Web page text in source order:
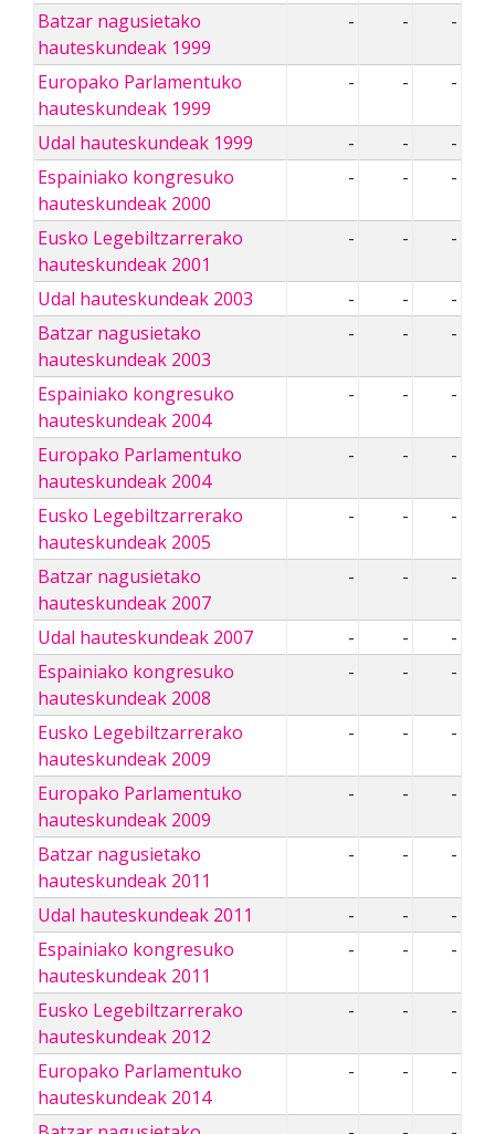
Batzar nagusietako
hauteskundeak 1999
- - -
Europako Parlamentuko
hauteskundeak 1999
- - -
Udal hauteskundeak 1999 - -
-
Espainiako kongresuko
hauteskundeak 2000
- - -
Eusko Legebiltzarrerako
hauteskundeak 2001
- - -
Udal hauteskundeak 2003 - -
-
Batzar nagusietako
hauteskundeak 2003
- - -
Espainiako kongresuko
hauteskundeak 2004
- - -
Europako Parlamentuko
hauteskundeak 2004
- - -
Eusko Legebiltzarrerako
hauteskundeak 2005
- - -
Batzar nagusietako
hauteskundeak 2007
- - -
Udal hauteskundeak 2007 - -
-
Espainiako kongresuko
hauteskundeak 2008
- - -
Eusko Legebiltzarrerako
hauteskundeak 2009
- - -
Europako Parlamentuko
hauteskundeak 2009
- - -
Batzar nagusietako
hauteskundeak 2011
- - -
Udal hauteskundeak 2011 - -
-
Espainiako kongresuko
hauteskundeak 2011
- - -
Eusko Legebiltzarrerako
hauteskundeak 2012
- - -
Europako Parlamentuko
hauteskundeak 2014
- - -